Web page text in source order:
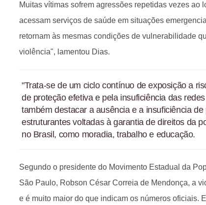
Muitas vítimas sofrem agressões repetidas vezes ao
acessam serviços de saúde em situações
retornam às mesmas condições de vulnerabilidade
violência", lamentou Dias.
"Trata-se de um ciclo contínuo de exposição a
de proteção efetiva e pela insuficiência das
também destacar a ausência e a insuficiência
estruturantes voltadas à garantia de direitos da
no Brasil, como moradia, trabalho e educação.
Segundo o presidente do Movimento Estadual da
São Paulo, Robson César Correia de Mendonça, a
e é muito maior do que indicam os números oficiais.